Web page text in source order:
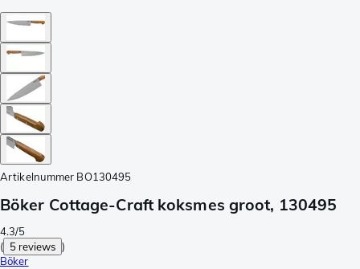
Artikelnummer BO130495
Böker Cottage-Craft koksmes groot, 130495
4.3/5
( 5 reviews )
Böker